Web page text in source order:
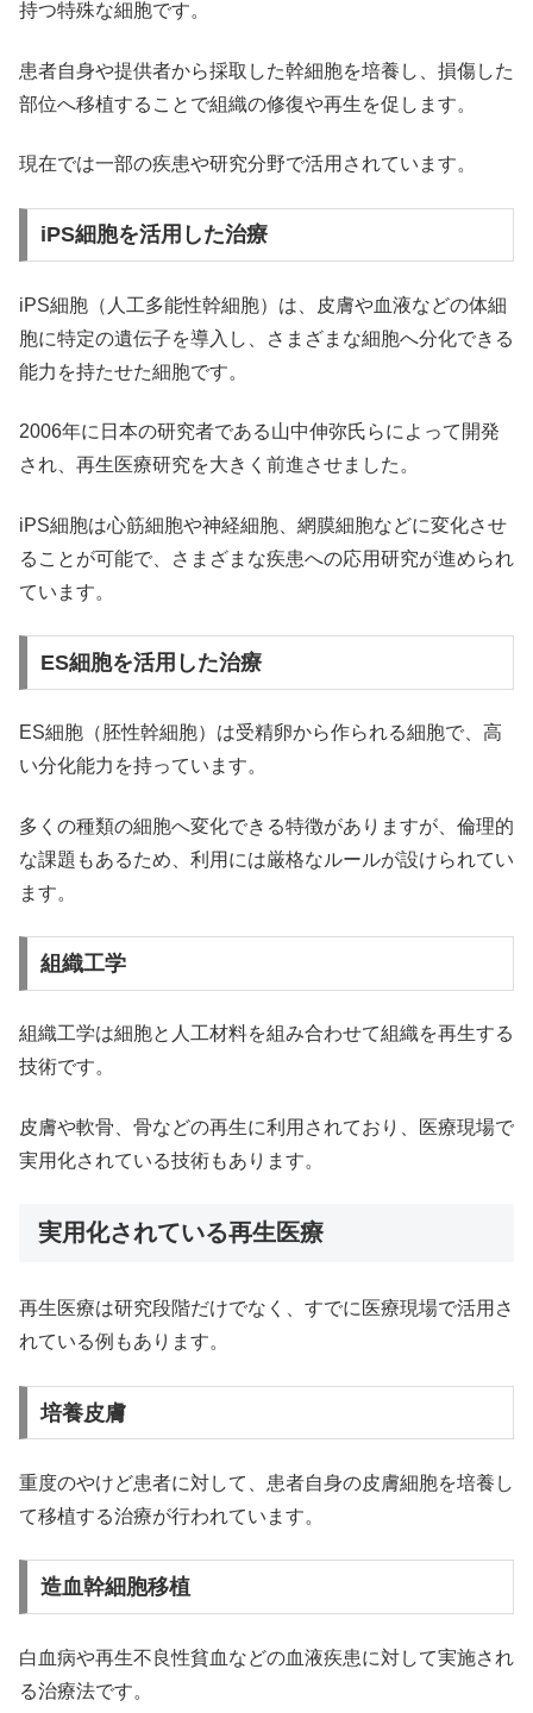
持つ特殊な細胞です。
患者自身や提供者から採取した幹細胞を培養し、損傷した
部位へ移植することで組織の修復や再生を促します。
現在では一部の疾患や研究分野で活用されています。
iPS細胞を活用した治療
iPS細胞（人工多能性幹細胞）は、皮膚や血液などの体細
胞に特定の遺伝子を導入し、さまざまな細胞へ分化できる
能力を持たせた細胞です。
2006年に日本の研究者である山中伸弥氏らによって開発
され、再生医療研究を大きく前進させました。
iPS細胞は心筋細胞や神経細胞、網膜細胞などに変化させ
ることが可能で、さまざまな疾患への応用研究が進められ
ています。
ES細胞を活用した治療
ES細胞（胚性幹細胞）は受精卵から作られる細胞で、高
い分化能力を持っています。
多くの種類の細胞へ変化できる特徴がありますが、倫理的
な課題もあるため、利用には厳格なルールが設けられてい
ます。
組織工学
組織工学は細胞と人工材料を組み合わせて組織を再生する
技術です。
皮膚や軟骨、骨などの再生に利用されており、医療現場で
実用化されている技術もあります。
実用化されている再生医療
再生医療は研究段階だけでなく、すでに医療現場で活用さ
れている例もあります。
培養皮膚
重度のやけど患者に対して、患者自身の皮膚細胞を培養し
て移植する治療が行われています。
造血幹細胞移植
白血病や再生不良性貧血などの血液疾患に対して実施され
る治療法です。